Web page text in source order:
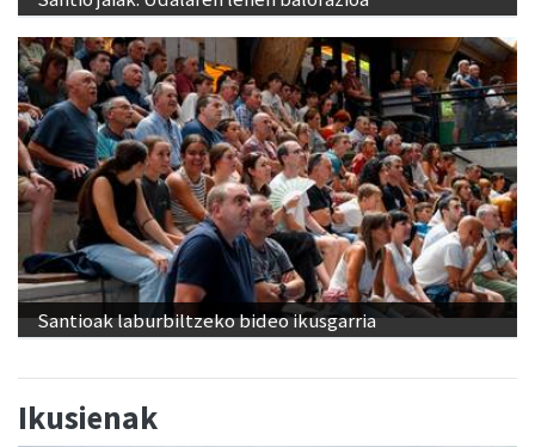
Santioak laburbiltzeko bideo ikusgarria
Ikusienak